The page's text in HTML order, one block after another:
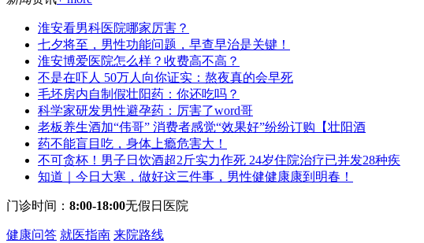
淮安看男科医院哪家厉害？
七夕将至，男性功能问题，早查早治是关键！
淮安博爱医院怎么样？收费高不高？
不是在吓人 50万人向你证实：熬夜真的会早死
毛坯房内自制假壮阳药：你还吃吗？
科学家研发男性避孕药：厉害了word哥
老板养生酒加“伟哥” 消费者感觉“效果好”纷纷订购【壮阳酒
药不能盲目吃，身体上瘾危害大！
不可贪杯！男子日饮酒超2斤实力作死 24岁住院治疗已并发28种疾
知道｜今日大寒，做好这三件事，男性健健康康到明春！
门诊时间： 8:00-18:00无假日医院
健康问答 就医指南 来院路线